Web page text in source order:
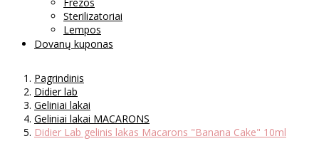
Sterilizatoriai
Lempos
Dovanų kuponas
Pagrindinis
Didier lab
Geliniai lakai
Geliniai lakai MACARONS
Didier Lab gelinis lakas Macarons "Banana Cake" 10ml